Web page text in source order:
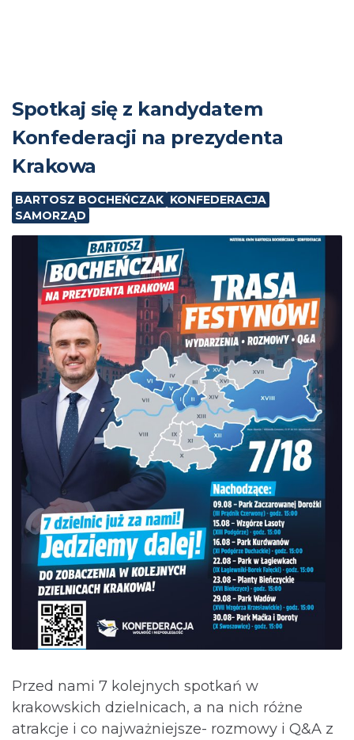
Spotkaj się z kandydatem
Konfederacji na prezydenta
Krakowa
BARTOSZ BOCHEŃCZAK KONFEDERACJA
SAMORZĄD
Przed nami 7 kolejnych spotkań w
krakowskich dzielnicach, a na nich różne
atrakcje i co najważniejsze- rozmowy i Q&A z